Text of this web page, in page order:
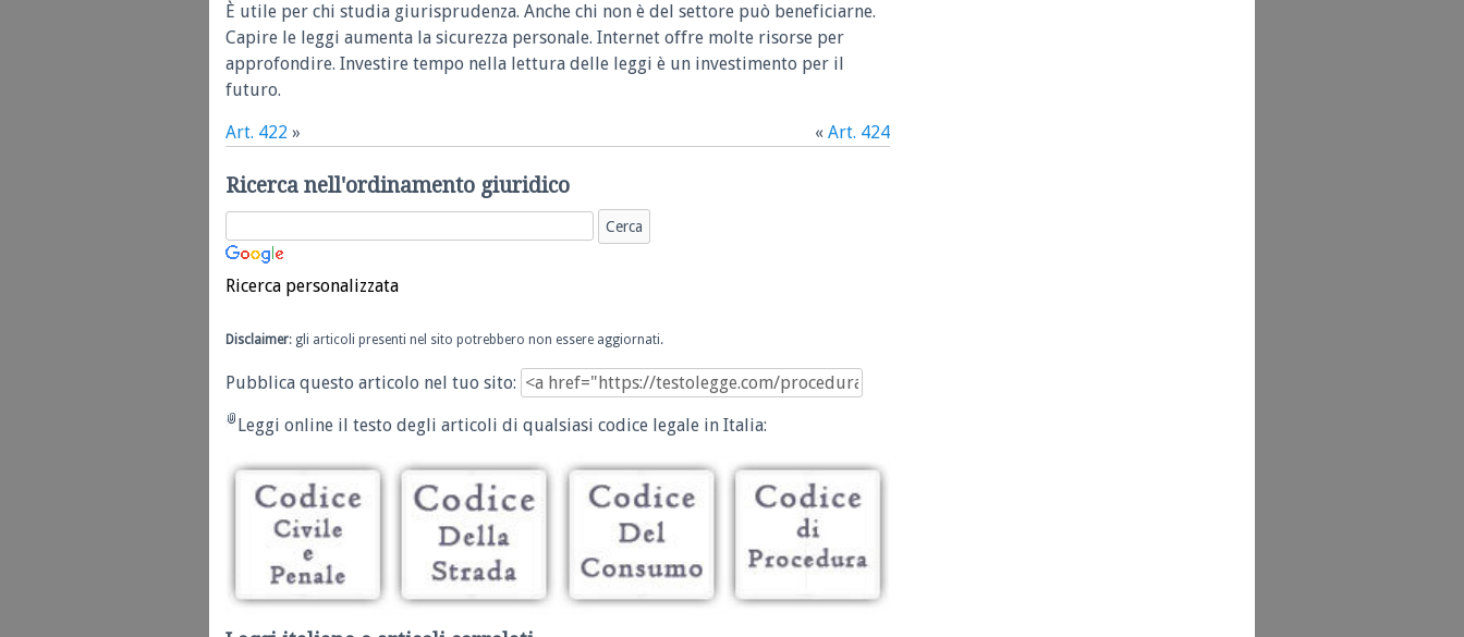
È utile per chi studia giurisprudenza. Anche chi non è del settore può beneficiarne.
Capire le leggi aumenta la sicurezza personale. Internet offre molte risorse per
approfondire. Investire tempo nella lettura delle leggi è un investimento per il
futuro.
Art. 422 » « Art. 424
Ricerca nell'ordinamento giuridico
Ricerca personalizzata
Disclaimer: gli articoli presenti nel sito potrebbero non essere aggiornati.
Pubblica questo articolo nel tuo sito:
Leggi online il testo degli articoli di qualsiasi codice legale in Italia: